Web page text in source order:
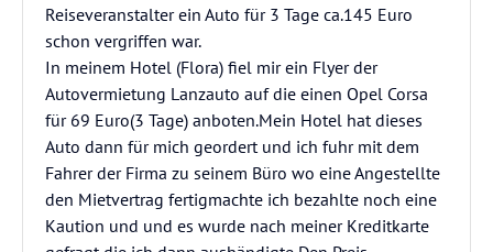
Reiseveranstalter ein Auto für 3 Tage ca.145 Euro
schon vergriffen war.
In meinem Hotel (Flora) fiel mir ein Flyer der
Autovermietung Lanzauto auf die einen Opel Corsa
für 69 Euro(3 Tage) anboten.Mein Hotel hat dieses
Auto dann für mich geordert und ich fuhr mit dem
Fahrer der Firma zu seinem Büro wo eine Angestellte
den Mietvertrag fertigmachte ich bezahlte noch eine
Kaution und und es wurde nach meiner Kreditkarte